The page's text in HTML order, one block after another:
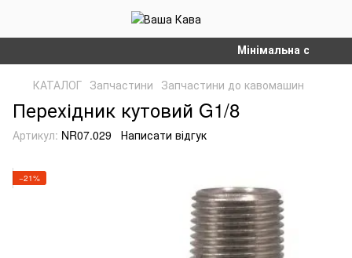
Мінімальна сума
КАТАЛОГ Запчастини Запчастини до кавомашин
Перехідник кутовий G1/8
Артикул: NR07.029 Написати відгук
−21%